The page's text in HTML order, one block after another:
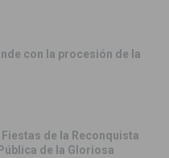
con la procesión de la
de la Reconquista
de la Gloriosa